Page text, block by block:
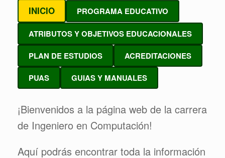
INICIO PROGRAMA EDUCATIVO
ATRIBUTOS Y OBJETIVOS EDUCACIONALES
PLAN DE ESTUDIOS
ACREDITACIONES
PUAS
GUIAS Y MANUALES
¡Bienvenidos a la página web de la carrera
de Ingeniero en Computación!
Aquí podrás encontrar toda la información